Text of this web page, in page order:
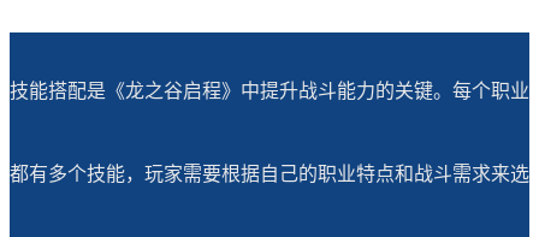
技能搭配是《龙之谷启程》中提升战斗能力的关键。每个职业
都有多个技能，玩家需要根据自己的职业特点和战斗需求来选